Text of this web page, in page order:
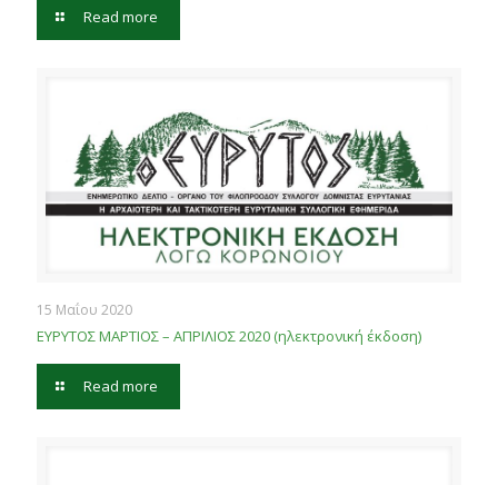
Read more
15 Μαΐου 2020
ΕΥΡΥΤΟΣ ΜΑΡΤΙΟΣ – ΑΠΡΙΛΙΟΣ 2020 (ηλεκτρονική έκδοση)
Read more